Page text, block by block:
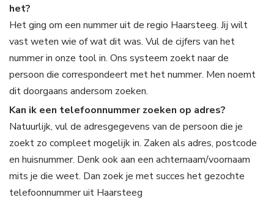
het?
Het ging om een nummer uit de regio Haarsteeg. Jij wilt
vast weten wie of wat dit was. Vul de cijfers van het
nummer in onze tool in. Ons systeem zoekt naar de
persoon die correspondeert met het nummer. Men noemt
dit doorgaans andersom zoeken.
Kan ik een telefoonnummer zoeken op adres?
Natuurlijk, vul de adresgegevens van de persoon die je
zoekt zo compleet mogelijk in. Zaken als adres, postcode
en huisnummer. Denk ook aan een achternaam/voornaam
mits je die weet. Dan zoek je met succes het gezochte
telefoonnummer uit Haarsteeg